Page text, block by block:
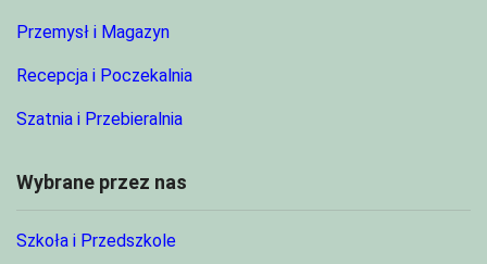
Przemysł i Magazyn
Recepcja i Poczekalnia
Szatnia i Przebieralnia
Wybrane przez nas
Szkoła i Przedszkole